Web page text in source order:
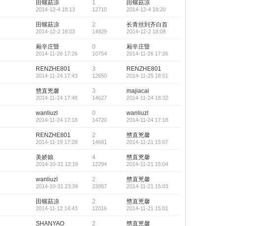
田螺菇凉
2014-12-4 18:13
1
12710
田螺菇凉
2014-12-4 18:20
田螺菇凉
2014-12-2 18:03
2
14929
长青丝到齐白首
2014-12-2 18:08
厢辛庄暨
2014-11-26 17:26
0
10754
厢辛庄暨
2014-11-26 17:26
RENZHE801
2014-11-24 17:43
3
12650
RENZHE801
2014-11-25 18:01
戆直兇馨
2014-11-24 17:48
3
14627
majiacai
2014-11-24 18:32
wanliuzl
2014-11-24 17:18
0
14720
wanliuzl
2014-11-24 17:18
RENZHE801
2014-11-19 17:28
2
14681
戆直兇馨
2014-11-21 15:07
美娇娘
2014-10-31 12:19
4
12294
戆直兇馨
2014-11-21 15:04
wanliuzl
2014-10-31 23:39
2
23957
戆直兇馨
2014-11-21 15:03
田螺菇凉
2014-11-12 14:43
2
12016
戆直兇馨
2014-11-21 15:01
SHANYAO 2 戆直兇馨